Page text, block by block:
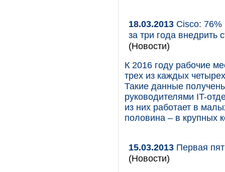
18.03.2013 Cisco: 76%
за три года внедрить
(Новости)
К 2016 году рабочие
трех из каждых
Такие данные
руководителями IT-
из них работает в
половина – в крупных
15.03.2013 Первая
(Новости)